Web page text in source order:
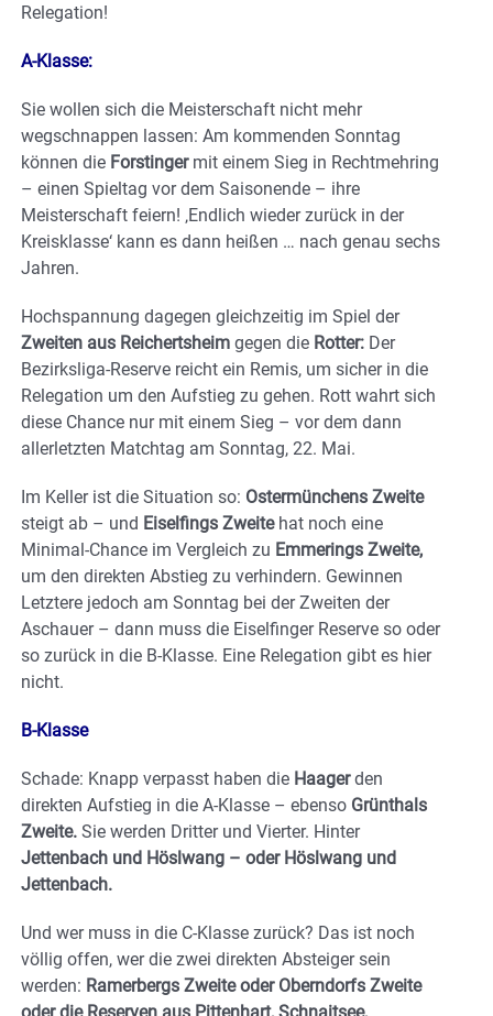
Relegation!
A-Klasse:
Sie wollen sich die Meisterschaft nicht mehr
wegschnappen lassen: Am kommenden Sonntag
können die Forstingermit einem Sieg in Rechtmehring
– einen Spieltag vor dem Saisonende – ihre
Meisterschaft feiern! ‚Endlich wieder zurück in der
Kreisklasse‘ kann es dann heißen … nach genau sechs
Jahren.
Hochspannung dagegen gleichzeitig im Spiel der
Zweiten aus Reichertsheim gegen die Rotter: Der
Bezirksliga-Reserve reicht ein Remis, um sicher in die
Relegation um den Aufstieg zu gehen. Rott wahrt sich
diese Chance nur mit einem Sieg – vor dem dann
allerletzten Matchtag am Sonntag, 22. Mai.
Im Keller ist die Situation so: Ostermünchens Zweite
steigt ab – und Eiselfings Zweitehat noch eine
Minimal-Chance im Vergleich zu Emmerings Zweite,
um den direkten Abstieg zu verhindern. Gewinnen
Letztere jedoch am Sonntag bei der Zweiten der
Aschauer – dann muss die Eiselfinger Reserve so oder
so zurück in die B-Klasse. Eine Relegation gibt es hier
nicht.
B-Klasse
Schade: Knapp verpasst haben die Haagerden
direkten Aufstieg in die A-Klasse – ebenso Grünthals
Zweite. Sie werden Dritter und Vierter. Hinter
Jettenbach und Höslwang – oder Höslwang und
Jettenbach.
Und wer muss in die C-Klasse zurück? Das ist noch
völlig offen, wer die zwei direkten Absteiger sein
werden: Ramerbergs Zweite oder Oberndorfs Zweite